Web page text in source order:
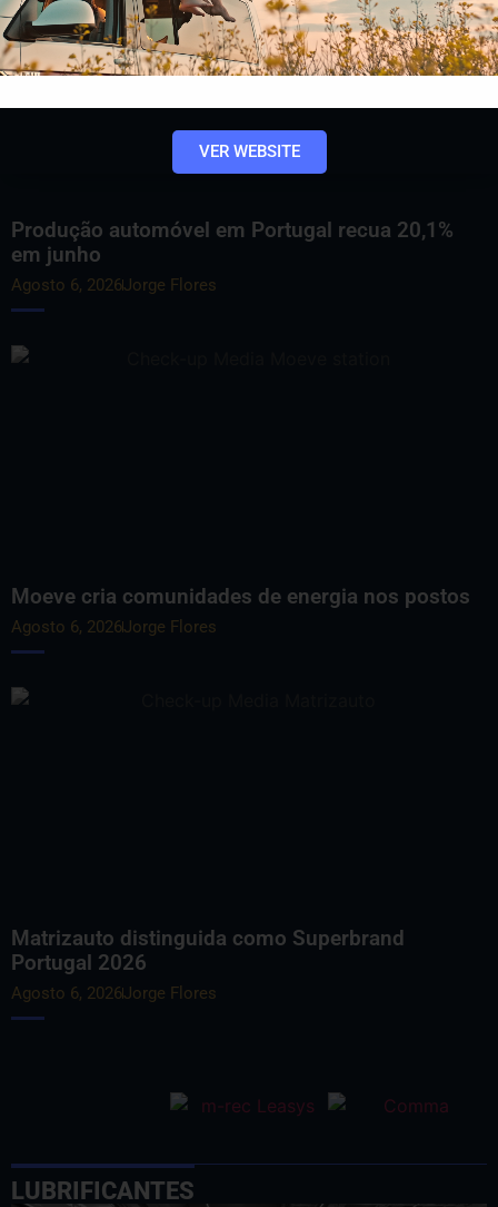
Produção automóvel em Portugal recua 20,1%
em junho
Agosto 6, 2026Jorge Flores
Moeve cria comunidades de energia nos postos
Agosto 6, 2026Jorge Flores
Matrizauto distinguida como Superbrand
Portugal 2026
Agosto 6, 2026Jorge Flores
LUBRIFICANTES
VER WEBSITE